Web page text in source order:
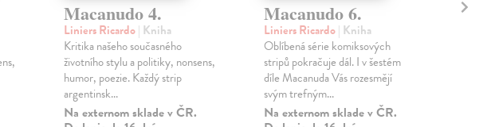
Macanudo 4.
Liniers Ricardo| Kniha
Kritika našeho současného
životního stylu a politiky, nonsens,
humor, poezie. Každý strip
argentinsk...
Na externom sklade v ČR.
Macanudo 6.
Liniers Ricardo| Kniha
Oblíbená série komiksových
stripů pokračuje dál. I v šestém
díle Macanuda Vás rozesmějí
svým trefným...
Na externom sklade v ČR.